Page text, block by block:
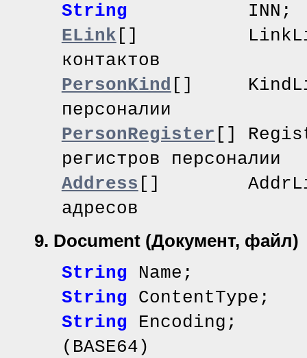
String
ELink []
контактов
PersonKind []
персоналии
PersonRegister []
регистров персоналии
Address []
адресов
9. Document (Документ, файл)
String Name; //
String
String Encoding;
(BASE64)